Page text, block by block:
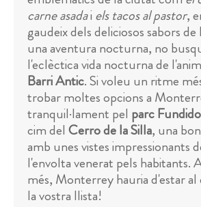
carne asadai els tacos al pastor,
gaudeix dels deliciosos sabors de
una aventura nocturna, no
l'eclèctica vida nocturna de
Barri Antic. Si voleu un ritme
trobar moltes opcions a
tranquil·lament pel parc
cim del Cerro de la Silla, una
amb unes vistes impressionants
l'envolta venerat pels habitants.
més, Monterrey hauria d'estar al
la vostra llista!